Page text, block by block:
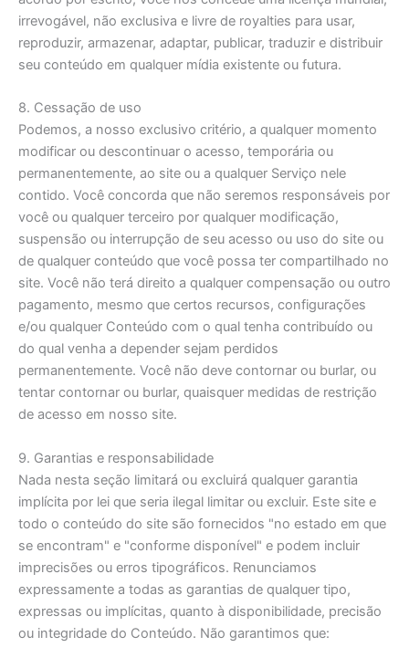
irrevogável, não exclusiva e livre de royalties para usar,
reproduzir, armazenar, adaptar, publicar, traduzir e distribuir
seu conteúdo em qualquer mídia existente ou futura.
8. Cessação de uso
Podemos, a nosso exclusivo critério, a qualquer momento
modificar ou descontinuar o acesso, temporária ou
permanentemente, ao site ou a qualquer Serviço nele
contido. Você concorda que não seremos responsáveis por
você ou qualquer terceiro por qualquer modificação,
suspensão ou interrupção de seu acesso ou uso do site ou
de qualquer conteúdo que você possa ter compartilhado no
site. Você não terá direito a qualquer compensação ou outro
pagamento, mesmo que certos recursos, configurações
e/ou qualquer Conteúdo com o qual tenha contribuído ou
do qual venha a depender sejam perdidos
permanentemente. Você não deve contornar ou burlar, ou
tentar contornar ou burlar, quaisquer medidas de restrição
de acesso em nosso site.
9. Garantias e responsabilidade
Nada nesta seção limitará ou excluirá qualquer garantia
implícita por lei que seria ilegal limitar ou excluir. Este site e
todo o conteúdo do site são fornecidos "no estado em que
se encontram" e "conforme disponível" e podem incluir
imprecisões ou erros tipográficos. Renunciamos
expressamente a todas as garantias de qualquer tipo,
expressas ou implícitas, quanto à disponibilidade, precisão
ou integridade do Conteúdo. Não garantimos que: